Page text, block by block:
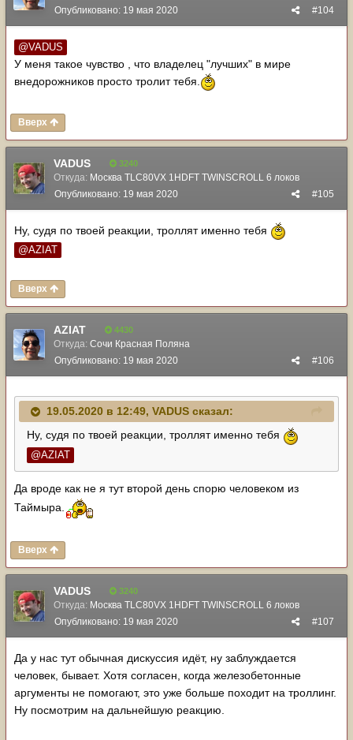
#104
Опубликовано: 19 мая 2020
@VADUS
У меня такое чувство , что владелец "лучших" в мире
внедорожников просто тролит тебя.
Вверх
VADUS 3240
Откуда: Москва TLC80VX 1HDFT TWINSCROLL 6 локов
#105
Опубликовано: 19 мая 2020
Ну, судя по твоей реакции, троллят именно тебя
@AZIAT
Вверх
AZIAT 4430
Откуда: Сочи Красная Поляна
#106
Опубликовано: 19 мая 2020
19.05.2020 в 12:49, VADUS сказал:
Ну, судя по твоей реакции, троллят именно тебя
@AZIAT
Да вроде как не я тут второй день спорю человеком из
Таймыра.
Вверх
VADUS 3240
Откуда: Москва TLC80VX 1HDFT TWINSCROLL 6 локов
#107
Опубликовано: 19 мая 2020
Да у нас тут обычная дискуссия идёт, ну заблуждается
человек, бывает. Хотя согласен, когда железобетонные
аргументы не помогают, это уже больше походит на троллинг.
Ну посмотрим на дальнейшую реакцию.